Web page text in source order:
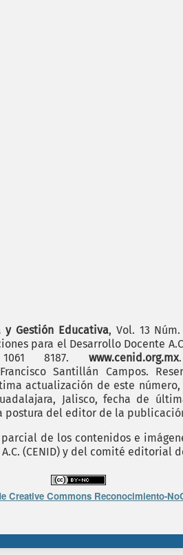
y Gestión Educativa, Vol. 13
para el Desarrollo Docente
1061 8187. www.cenid.org.mx
Santillán Campos.
actualización de este
Jalisco, fecha de
postura del editor de la
de los contenidos e
(CENID) y del comité editorial
Creative Commons Reconocimiento-